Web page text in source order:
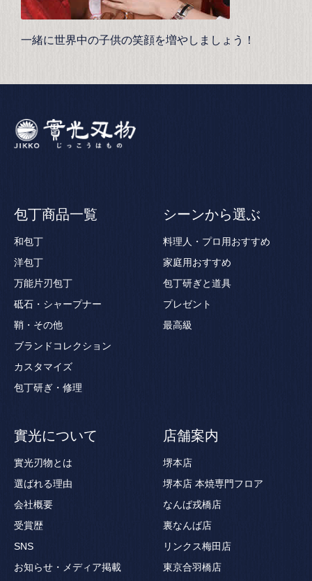
一緒に世界中の子供の笑顔を増やしましょう！
包丁商品一覧
和包丁
洋包丁
万能片刃包丁
砥石・シャープナー
鞘・その他
ブランドコレクション
カスタマイズ
包丁研ぎ・修理
シーンから選ぶ
料理人・プロ用おすすめ
家庭用おすすめ
包丁研ぎと道具
プレゼント
最高級
實光について
實光刃物とは
選ばれる理由
会社概要
受賞歴
SNS
お知らせ・メディア掲載
店舗案内
堺本店
堺本店 本焼専門フロア
なんば戎橋店
裏なんば店
リンクス梅田店
東京合羽橋店